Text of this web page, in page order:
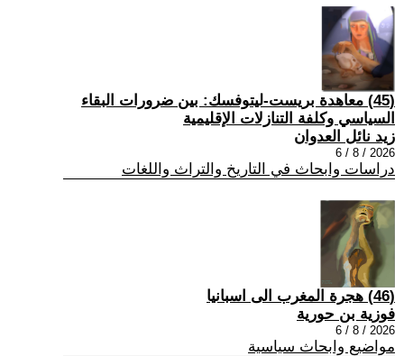
(45) معاهدة بريست-ليتوفسك: بين ضرورات البقاء
السياسي وكلفة التنازلات الإقليمية
زيد نائل العدوان
2026 / 8 / 6
دراسات وابحاث في التاريخ والتراث واللغات
(46) هجرة المغرب الى اسبانيا
فوزية بن حورية
2026 / 8 / 6
مواضيع وابحاث سياسية